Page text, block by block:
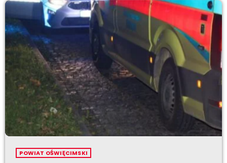
POWIAT OŚWIĘCIMSKI